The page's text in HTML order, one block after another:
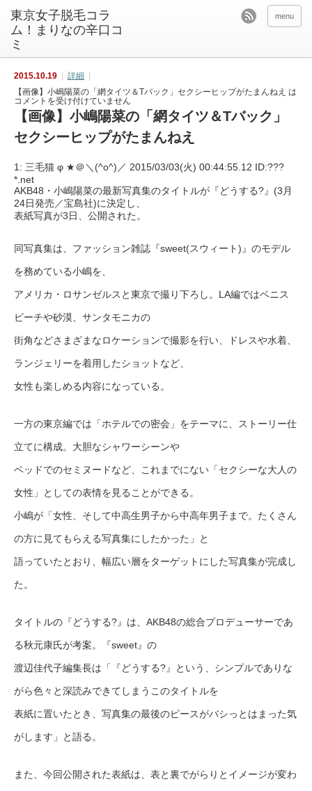
東京女子脱毛コラ
ム！まりなの辛口コ
ミ
menu
2015.10.19
詳細
【画像】小嶋陽菜の「網タイツ＆Tバック」セクシーヒップがたまんねえ は
コメントを受け付けていません
【画像】小嶋陽菜の「網タイツ＆Tバック」
セクシーヒップがたまんねえ
1: 三毛猫 φ ★＠＼(^o^)／ 2015/03/03(火) 00:44:55.12 ID:???
*.net
AKB48・小嶋陽菜の最新写真集のタイトルが『どうする?』(3月
24日発売／宝島社)に決定し、
表紙写真が3日、公開された。
同写真集は、ファッション雑誌『sweet(スウィート)』のモデル
を務めている小嶋を、
アメリカ・ロサンゼルスと東京で撮り下ろし。LA編ではベニス
ビーチや砂漠、サンタモニカの
街角などさまざまなロケーションで撮影を行い、ドレスや水着、
ランジェリーを着用したショットなど、
女性も楽しめる内容になっている。
一方の東京編では「ホテルでの密会」をテーマに、ストーリー仕
立てに構成。大胆なシャワーシーンや
ベッドでのセミヌードなど、これまでにない「セクシーな大人の
女性」としての表情を見ることができる。
小嶋が「女性、そして中高生男子から中高年男子まで。たくさん
の方に見てもらえる写真集にしたかった」と
語っていたとおり、幅広い層をターゲットにした写真集が完成し
た。
タイトルの『どうする?』は、AKB48の総合プロデューサーであ
る秋元康氏が考案。『sweet』の
渡辺佳代子編集長は「『どうする?』という、シンプルでありな
がら色々と深読みできてしまうこのタイトルを
表紙に置いたとき、写真集の最後のピースがバシっとはまった気
がします」と語る。
また、今回公開された表紙は、表と裏でがらりとイメージが変わ